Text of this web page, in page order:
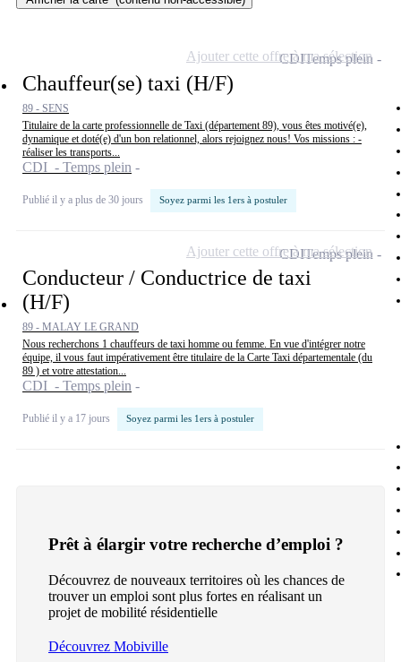
Chauffeur(se) taxi (H/F)
89 - SENS
Titulaire de la carte professionnelle de Taxi (département 89), vous êtes motivé(e),
dynamique et doté(e) d'un bon relationnel, alors rejoignez nous! Vos missions : -
réaliser les transports...
CDI - Temps plein
Publié il y a plus de 30 jours Soyez parmi les 1ers à postuler
CDITemps plein
Ajouter cette offre à ma sélection
Conducteur / Conductrice de taxi
(H/F)
89 - MALAY LE GRAND
Nous recherchons 1 chauffeurs de taxi homme ou femme. En vue d'intégrer notre
équipe, il vous faut impérativement être titulaire de la Carte Taxi départementale (du
89 ) et votre attestation...
CDI - Temps plein
Publié il y a 17 jours Soyez parmi les 1ers à postuler
CDITemps plein
Ajouter cette offre à ma sélection
Prêt à élargir votre recherche d’emploi ?
Découvrez de nouveaux territoires où les chances de
trouver un emploi sont plus fortes en réalisant un
projet de mobilité résidentielle
Découvrez Mobiville